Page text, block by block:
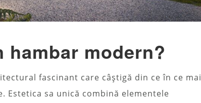
hambar modern?
fascinant care câștigă din ce în ce mai
sa unică combină elementele